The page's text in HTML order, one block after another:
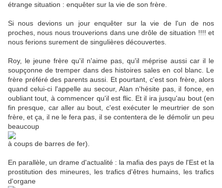
étrange situation : enquêter sur la vie de son frère.
Si nous devions un jour enquêter sur la vie de l'un de nos
proches, nous nous trouverions dans une drôle de situation !!!! et
nous ferions surement de singulières découvertes.
Roy, le jeune frère qu'il n'aime pas, qu'il méprise aussi car il le
soupçonne de tremper dans des histoires sales en col blanc. Le
frère préféré des parents aussi. Et pourtant, c'est son frère, alors
quand celui-ci l'appelle au secour, Alan n'hésite pas, il fonce, en
oubliant tout, à commencer qu'il est flic. Et il ira jusqu'au bout (en
fin presque, car aller au bout, c'est exécuter le meurtrier de son
frère, et ça, il ne le fera pas, il se contentera de le démolir un peu
beaucoup
à coups de barres de fer).
En parallèle, un drame d'actualité : la mafia des pays de l'Est et la
prostitution des mineures, les trafics d'êtres humains, les trafics
d'organe